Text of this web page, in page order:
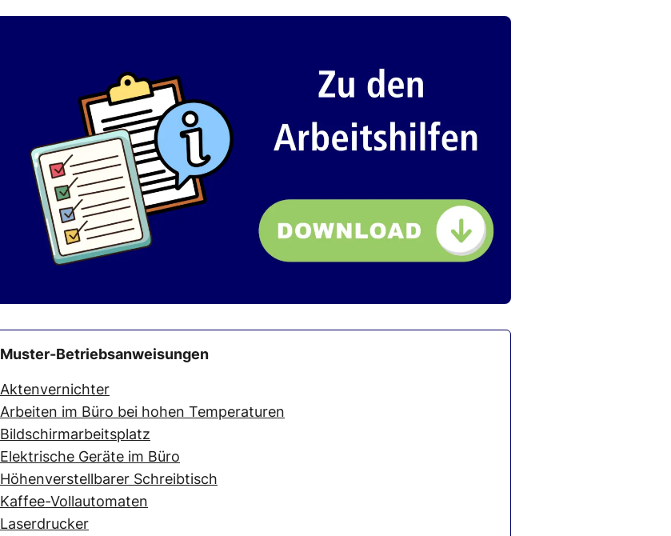
Muster-Betriebsanweisungen
Aktenvernichter
Arbeiten im Büro bei hohen Temperaturen
Bildschirmarbeitsplatz
Elektrische Geräte im Büro
Höhenverstellbarer Schreibtisch
Kaffee-Vollautomaten
Laserdrucker